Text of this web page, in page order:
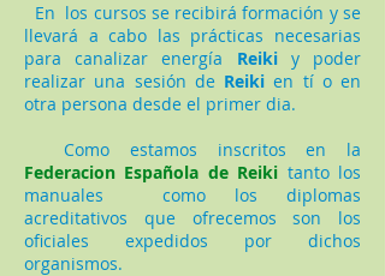
En los cursos se recibirá formación y se
llevará a cabo las prácticas necesarias
para canalizar energía Reikiy poder
realizar una sesión de Reiki en tí o en
otra persona desde el primer dia.
Como estamos inscritos en la
Federacion Española de Reiki tanto los
manuales como los diplomas
acreditativos que ofrecemos son los
oficiales expedidos por dichos
organismos.